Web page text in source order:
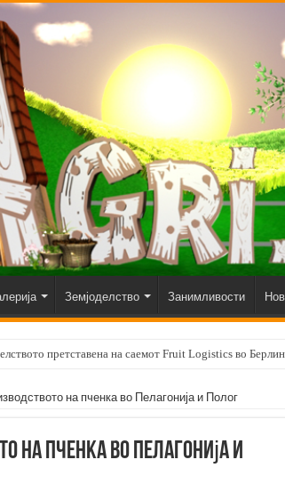
Земјоделство Занимливости
претставена на саемот Fruit Logistics во Берлин
на пченка во Пелагонија и Полог
на пченка во Пелагонија и